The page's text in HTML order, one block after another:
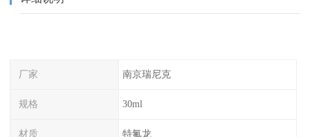
厂家 南京瑞尼克
规格 30ml
材质 特氟龙